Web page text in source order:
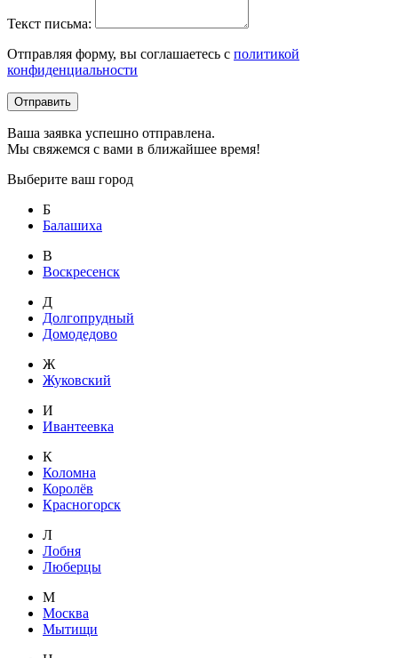
Текст письма:
Отправляя форму, вы соглашаетесь с политикой
конфиденциальности
Отправить
Ваша заявка успешно отправлена.
Мы свяжемся с вами в ближайшее время!
Выберите ваш город
Б
Балашиха
В
Воскресенск
Д
Долгопрудный
Домодедово
Ж
Жуковский
И
Ивантеевка
К
Коломна
Королёв
Красногорск
Л
Лобня
Люберцы
М
Москва
Мытищи